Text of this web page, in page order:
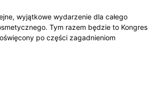
wyjątkowe wydarzenie dla całego
Tym razem będzie to Kongres
po części zagadnieniom